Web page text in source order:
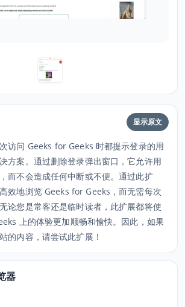
显示原文
访问 Geeks for Geeks 时都提示登录的用
方案。通过删除登录弹出窗口，它允许用
而不会造成任何中断或不便。通过此扩
效地浏览 Geeks for Geeks，而无需每次
论您是常客还是临时读者，此扩展都将使
上的体验更加顺畅和愉快。因此，如果
的内容，请尝试此扩展！
器